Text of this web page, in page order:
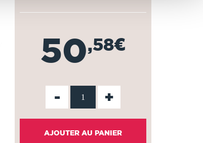
50,58€
- +
AJOUTER AU PANIER